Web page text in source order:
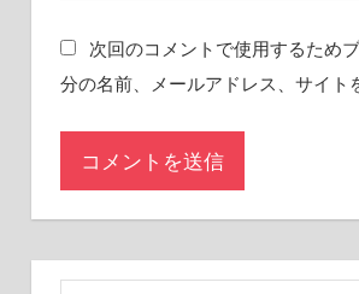
次回のコメントで使用するため
分の名前、メールアドレス、サイト